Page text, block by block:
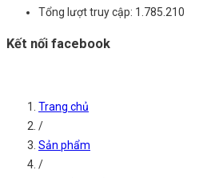
Tổng lượt truy cập: 1.785.210
Kết nối facebook
Trang chủ
/
Sản phẩm
/